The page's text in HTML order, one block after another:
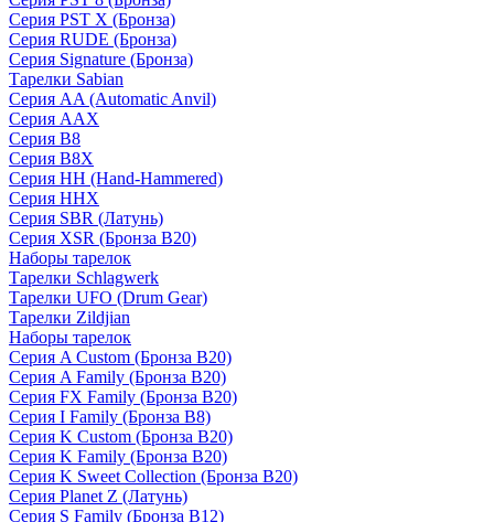
Серия PST X (Бронза)
Серия RUDE (Бронза)
Серия Signature (Бронза)
Тарелки Sabian
Серия AA (Automatic Anvil)
Серия AAX
Серия B8
Серия B8X
Серия HH (Hand-Hammered)
Серия HHX
Серия SBR (Латунь)
Серия XSR (Бронза B20)
Наборы тарелок
Тарелки Schlagwerk
Тарелки UFO (Drum Gear)
Тарелки Zildjian
Наборы тарелок
Серия A Custom (Бронза B20)
Серия A Family (Бронза B20)
Серия FX Family (Бронза B20)
Серия I Family (Бронза B8)
Серия K Custom (Бронза B20)
Серия K Family (Бронза B20)
Серия K Sweet Collection (Бронза B20)
Серия Planet Z (Латунь)
Серия S Family (Бронза B12)